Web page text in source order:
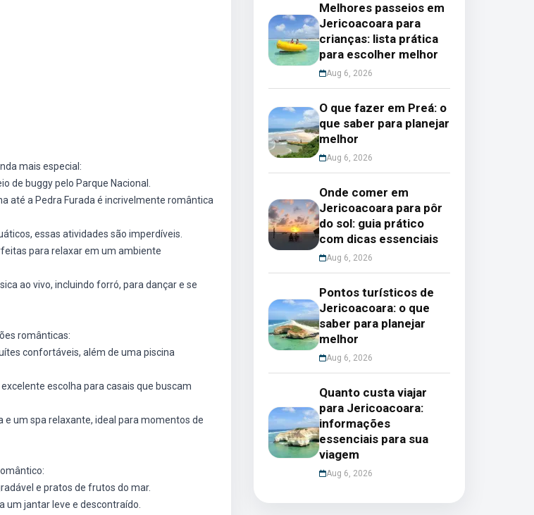
mais especial:
de buggy pelo Parque Nacional.
até a Pedra Furada é incrivelmente romântica
essas atividades são imperdíveis.
para relaxar em um ambiente
ao vivo, incluindo forró, para dançar e se
românticas:
confortáveis, além de uma piscina
escolha para casais que buscam
um spa relaxante, ideal para momentos de
e pratos de frutos do mar.
um jantar leve e descontraído.
Melhores passeios em
Jericoacoara para
crianças: lista prática
para escolher melhor
Aug 6, 2026
O que fazer em Preá: o
que saber para planejar
melhor
Aug 6, 2026
Onde comer em
Jericoacoara para pôr
do sol: guia prático
com dicas essenciais
Aug 6, 2026
Pontos turísticos de
Jericoacoara: o que
saber para planejar
melhor
Aug 6, 2026
Quanto custa viajar
para Jericoacoara:
informações
essenciais para sua
viagem
Aug 6, 2026